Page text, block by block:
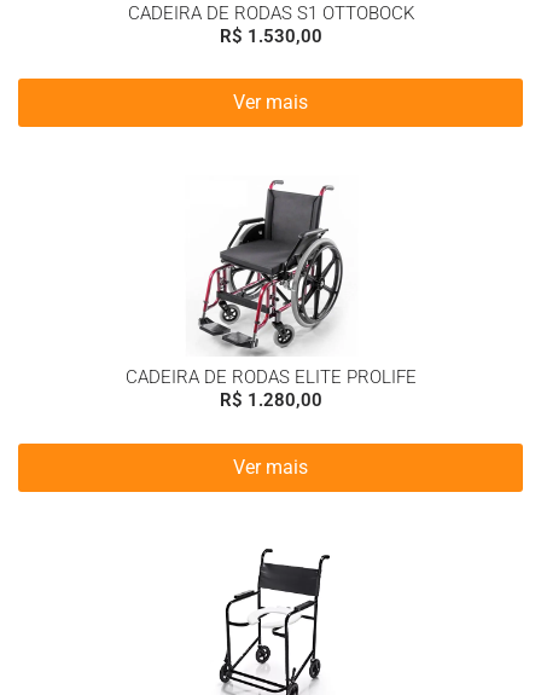
CADEIRA DE RODAS S1 OTTOBOCK
R$ 1.530,00
Ver mais
CADEIRA DE RODAS ELITE PROLIFE
R$ 1.280,00
Ver mais